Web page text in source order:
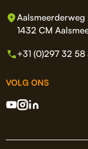
1432 CM
+31 (0)297 32 58
VOLG ONS